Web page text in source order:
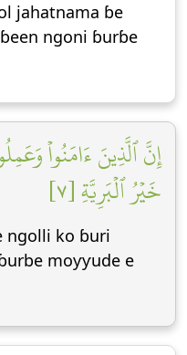
jahatnama ɓe
ngoni ɓurɓe
إِنَّ ٱلَّذِينَ ءَامَنُواْ
خَيۡرُ ٱلۡبَرِيَّةِ [٧]
ngolli ko ɓuri
moƴƴude e